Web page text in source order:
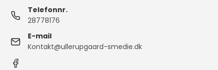
Telefonnr.
28778176
E-mail
Kontakt@ullerupgaard-smedie.dk